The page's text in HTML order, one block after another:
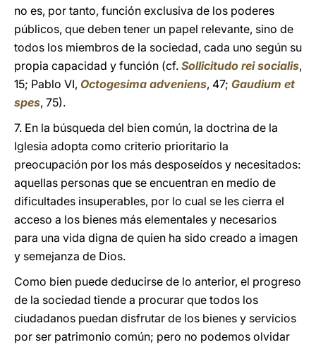
no es, por tanto, función exclusiva de los poderes
públicos, que deben tener un papel relevante, sino de
todos los miembros de la sociedad, cada uno según su
propia capacidad y función (cf. Sollicitudo rei socialis,
15; Pablo VI, Octogesima adveniens, 47; Gaudium et
spes, 75).
7. En la búsqueda del bien común, la doctrina de la
Iglesia adopta como criterio prioritario la
preocupación por los más desposeídos y necesitados:
aquellas personas que se encuentran en medio de
dificultades insuperables, por lo cual se les cierra el
acceso a los bienes más elementales y necesarios
para una vida digna de quien ha sido creado a imagen
y semejanza de Dios.
Como bien puede deducirse de lo anterior, el progreso
de la sociedad tiende a procurar que todos los
ciudadanos puedan disfrutar de los bienes y servicios
por ser patrimonio común; pero no podemos olvidar